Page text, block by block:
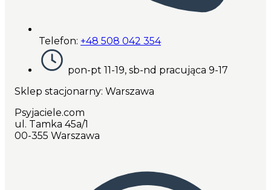
Telefon: +48 508 042 354
pon-pt 11-19, sb-nd pracująca 9-17
Sklep stacjonarny: Warszawa
Psyjaciele.com
ul. Tamka 45a/1
00-355 Warszawa